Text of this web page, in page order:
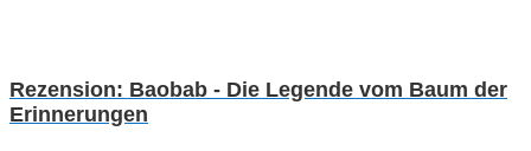
Rezension: Baobab - Die Legende vom Baum der
Erinnerungen